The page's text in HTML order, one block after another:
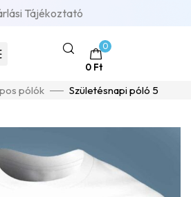
Tájékoztató
0
0 Ft
pólók Születésnapi póló 5